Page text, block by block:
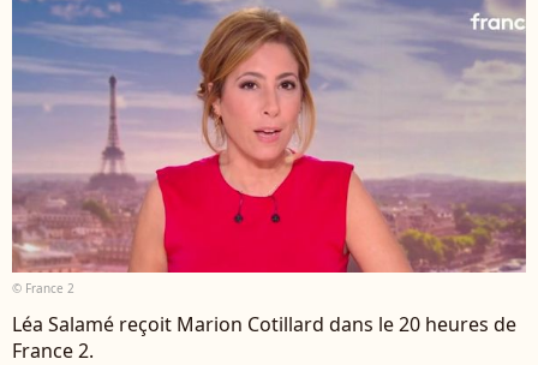
© France 2
Léa Salamé reçoit Marion Cotillard dans le 20 heures de
France 2.